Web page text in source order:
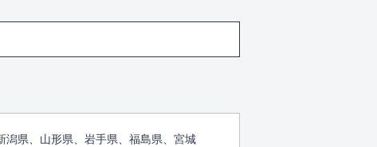
県、山形県、岩手県、福島県、宮城